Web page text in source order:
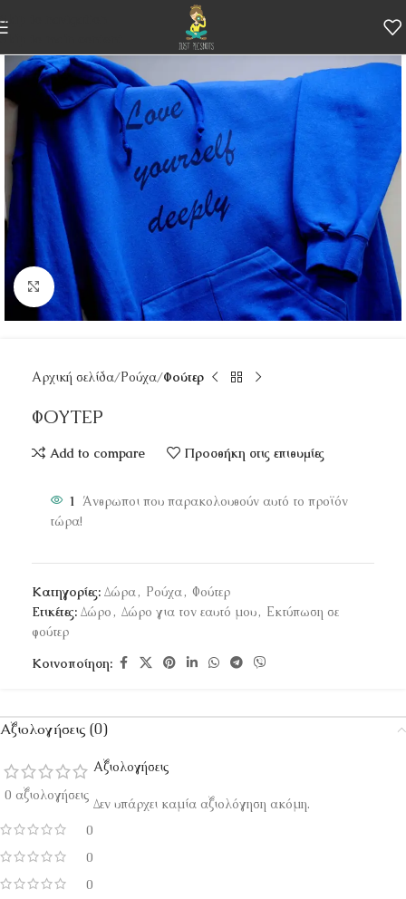
Skip to navigation
Skip to main content
Κάντε κλικ για μεγέθυνση
Αρχική σελίδα Ρούχα Φούτερ
ΦΟΥΤΕΡ
Add to compare Προσθήκη στις επιθυμίες
1 Άνθρωποι που παρακολουθούν αυτό το προϊόν
τώρα!
Κατηγορίες: Δώρα, Ρούχα, Φούτερ
Ετικέτες: Δώρο , Δώρο για τον εαυτό μου, Εκτύπωση σε
φούτερ
Κοινοποίηση:
Αξιολογήσεις (0)
0 αξιολογήσεις
0
0
0
Αξιολογήσεις
Δεν υπάρχει καμία αξιολόγηση ακόμη.